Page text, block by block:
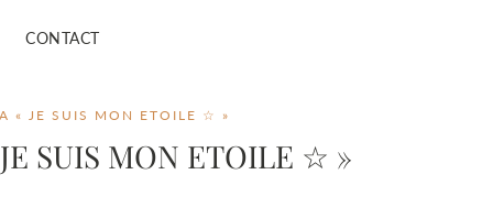
CONTACT
« JE SUIS MON ETOILE ☆ »
SUIS MON ETOILE ☆ »